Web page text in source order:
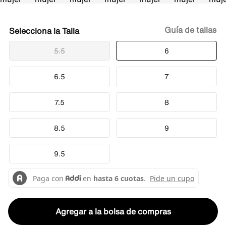
Talla
5.5 6
6.5 7
7.5 8
8.5 9
9.5
Guía de tallas
Agregar a la bolsa de compras